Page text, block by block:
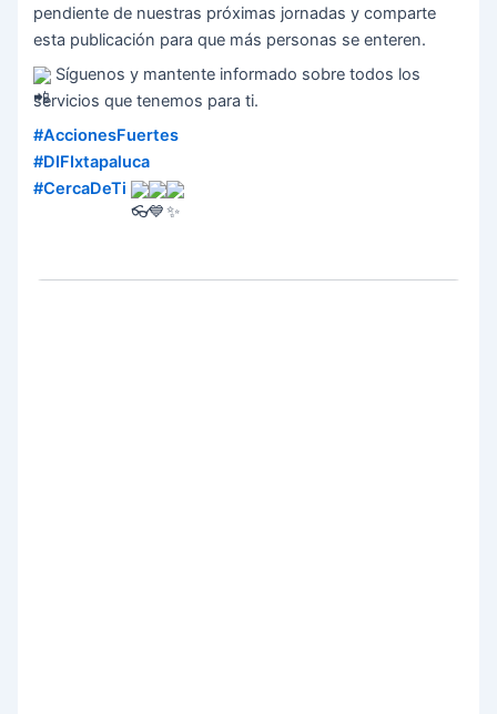
pendiente de nuestras próximas jornadas y comparte
esta publicación para que más personas se enteren.
Síguenos y mantente informado sobre todos los
servicios que tenemos para ti.
#AccionesFuertes
#DIFIxtapaluca
#CercaDeTi